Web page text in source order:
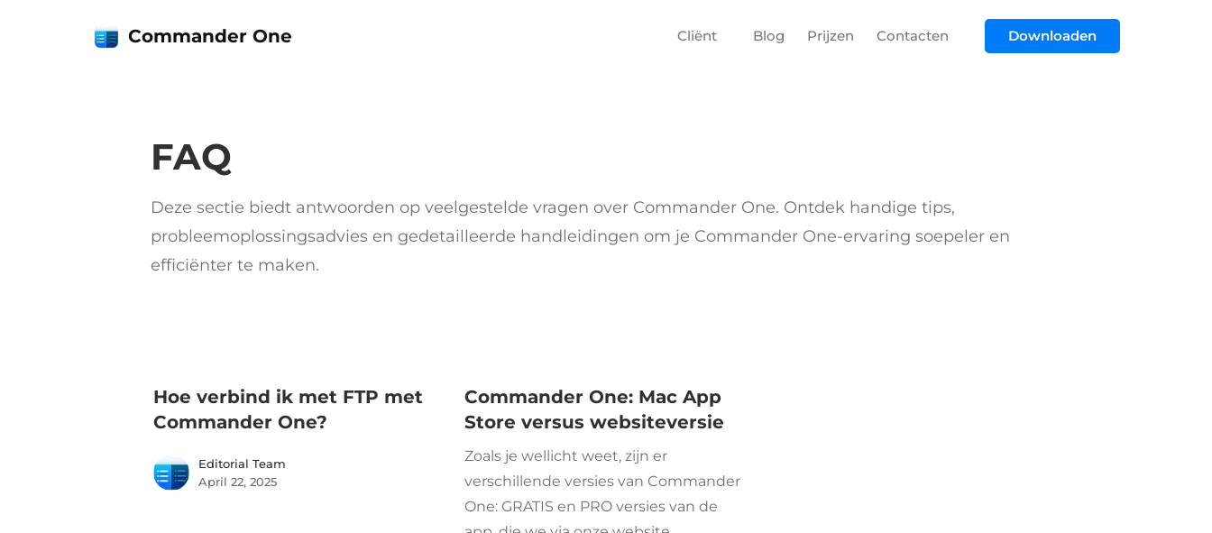
Commander One Cliënt Blog Prijzen Contacten Downloaden
FAQ
Deze sectie biedt antwoorden op veelgestelde vragen over Commander One. Ontdek handige tips,
probleemoplossingsadvies en gedetailleerde handleidingen om je Commander One-ervaring soepeler en
efficiënter te maken.
Hoe verbind ik met FTP met
Commander One?
Editorial Team
April 22, 2025
Commander One: Mac App
Store versus websiteversie
Zoals je wellicht weet, zijn er
verschillende versies van Commander
One: GRATIS en PRO versies van de